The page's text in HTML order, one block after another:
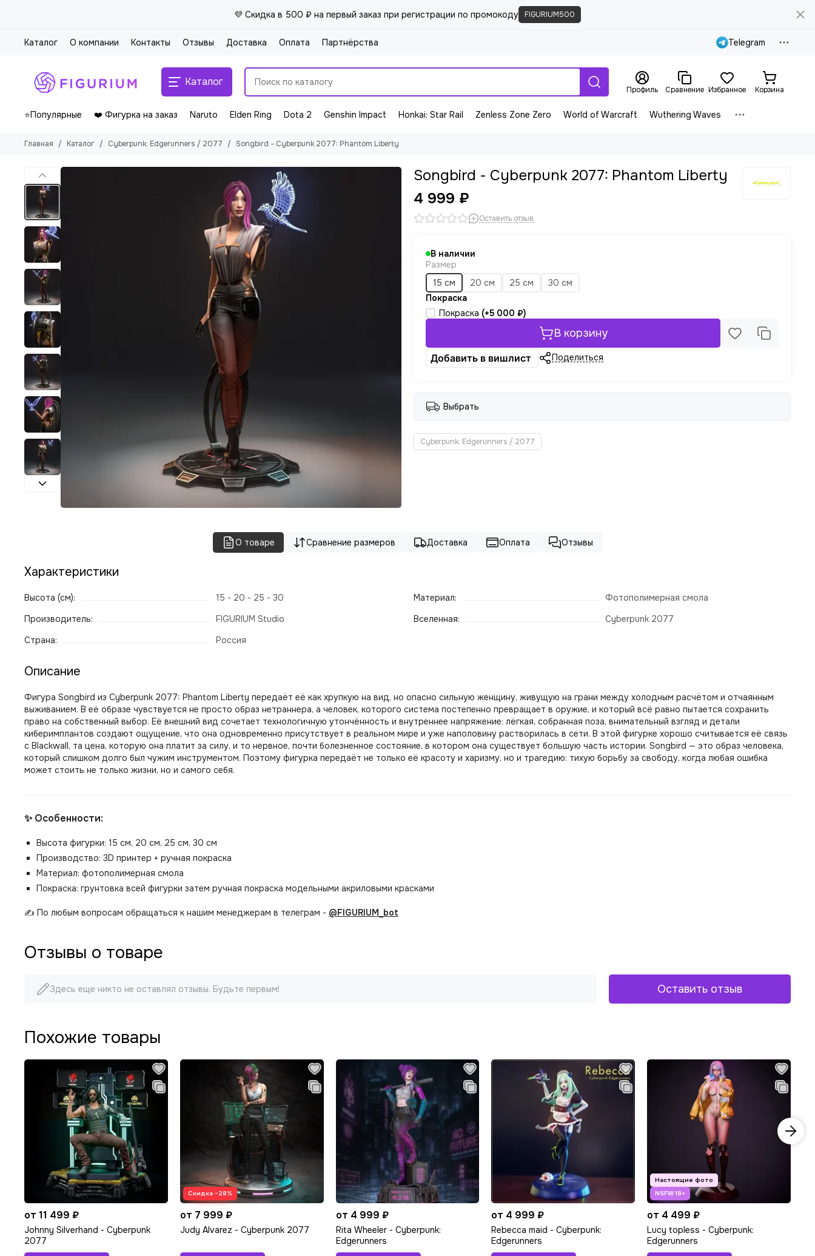
💜 Скидка в 500 ₽ на первый заказ при регистрации по промокоду FIGURIUM500
Каталог О компании Контакты Отзывы Доставка Оплата Партнёрства Telegram
Каталог
Профиль Сравнение Избранное Корзина
⭐Популярные ❤️ Фигурка на заказ Naruto Elden Ring Dota 2 Genshin Impact Honkai: Star Rail Zenless Zone Zero World of Warcraft Wuthering Waves
Главная Каталог Cyberpunk: Edgerunners / 2077 Songbird - Cyberpunk 2077: Phantom Liberty
Songbird - Cyberpunk 2077: Phantom Liberty
4 999 ₽
Оставить отзыв
В наличии
Размер
15 см
20 см 25 см
30 см
Покраска
Покраска (+5 000 ₽)
В корзину
Добавить в вишлист Поделиться
Выбрать
Cyberpunk: Edgerunners / 2077
О товаре Сравнение размеров Доставка Оплата Отзывы
Характеристики
Высота (см):
15 - 20 - 25 - 30
Производитель:
FIGURIUM Studio
Страна:
Россия
Материал:
Фотополимерная смола
Вселенная:
Cyberpunk 2077
Описание
Фигура Songbird из Cyberpunk 2077: Phantom Liberty передаёт её как хрупкую на вид, но опасно сильную женщину, живущую на грани между холодным расчётом и отчаянным
выживанием. В её образе чувствуется не просто образ нетраннера, а человек, которого система постепенно превращает в оружие, и который всё равно пытается сохранить
право на собственный выбор. Её внешний вид сочетает технологичную утончённость и внутреннее напряжение: лёгкая, собранная поза, внимательный взгляд и детали
киберимплантов создают ощущение, что она одновременно присутствует в реальном мире и уже наполовину растворилась в сети. В этой фигурке хорошо считывается её связь
с Blackwall, та цена, которую она платит за силу, и то нервное, почти болезненное состояние, в котором она существует большую часть истории. Songbird — это образ человека,
который слишком долго был чужим инструментом. Поэтому фигурка передаёт не только её красоту и харизму, но и трагедию: тихую борьбу за свободу, когда любая ошибка
может стоить не только жизни, но и самого себя.
✨ Особенности:
Высота фигурки: 15 см, 20 см, 25 см, 30 см
Производство: 3D принтер + ручная покраска
Материал: фотополимерная смола
Покраска: грунтовка всей фигурки затем ручная покраска модельными акриловыми красками
✍️ По любым вопросам обращаться к нашим менеджерам в телеграм - @FIGURIUM_bot
Отзывы о товаре
Здесь еще никто не оставлял отзывы. Будьте первым! Оставить отзыв
Похожие товары
от 11 499 ₽
Johnny Silverhand - Cyberpunk
2077
Скидка −28%
от 7 999 ₽
Judy Alvarez - Cyberpunk 2077
от 4 999 ₽
Rita Wheeler - Cyberpunk:
Edgerunners
от 4 999 ₽
Rebecca maid - Cyberpunk:
Edgerunners
от 4 499 ₽
Lucy topless - Cyberpunk:
Edgerunners